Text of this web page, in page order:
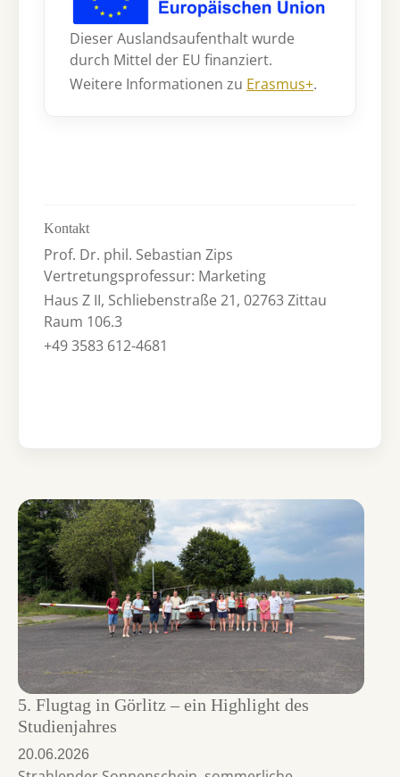
Dieser Auslandsaufenthalt wurde
durch Mittel der EU finanziert.
Weitere Informationen zu Erasmus+.
Kontakt
Prof. Dr. phil. Sebastian Zips
Vertretungsprofessur: Marketing
Haus Z II, Schliebenstraße 21, 02763 Zittau
Raum 106.3
+49 3583 612-4681
5. Flugtag in Görlitz – ein Highlight des
Studienjahres
20.06.2026